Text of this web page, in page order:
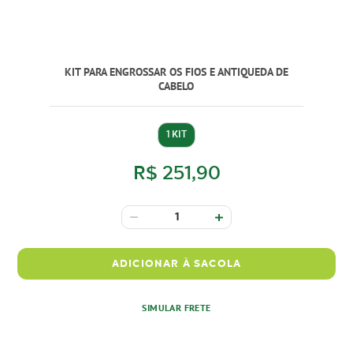
KIT PARA ENGROSSAR OS FIOS E ANTIQUEDA DE
CABELO
1 KIT
R$ 251,90
ADICIONAR À SACOLA
SIMULAR FRETE